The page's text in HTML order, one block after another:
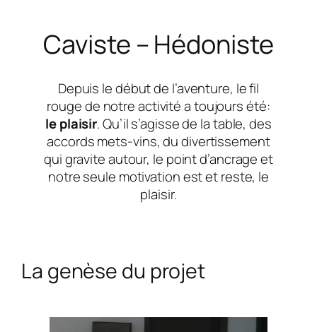
Caviste – Hédoniste
Depuis le début de l’aventure, le fil
rouge de notre activité a toujours été:
le plaisir. Qu’il s’agisse de la table, des
accords mets-vins, du divertissement
qui gravite autour, le point d’ancrage et
notre seule motivation est et reste, le
plaisir.
La genèse du projet